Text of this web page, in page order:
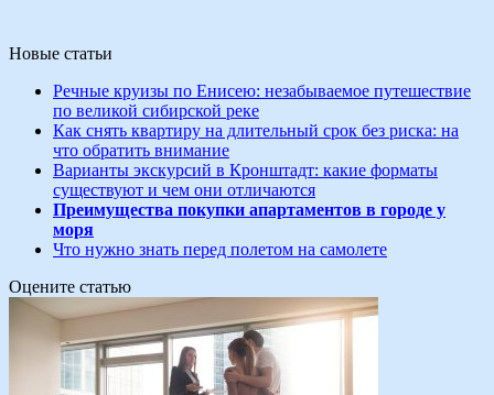
Новые статьи
Речные круизы по Енисею: незабываемое путешествие
по великой сибирской реке
Как снять квартиру на длительный срок без риска: на
что обратить внимание
Варианты экскурсий в Кронштадт: какие форматы
существуют и чем они отличаются
Преимущества покупки апартаментов в городе у
моря
Что нужно знать перед полетом на самолете
Оцените статью